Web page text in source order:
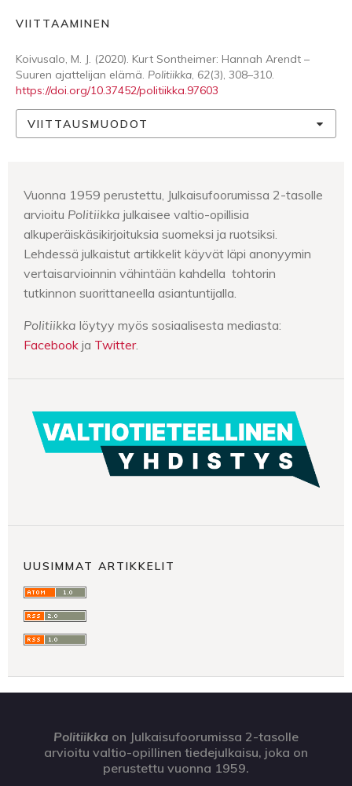
VIITTAAMINEN
Koivusalo, M. J. (2020). Kurt Sontheimer: Hannah Arendt –
Suuren ajattelijan elämä. Politiikka, 62(3), 308–310.
https://doi.org/10.37452/politiikka.97603
VIITTAUSMUODOT
Vuonna 1959 perustettu, Julkaisufoorumissa 2-tasolle
arvioitu Politiikka julkaisee valtio-opillisia
alkuperäiskäsikirjoituksia suomeksi ja ruotsiksi.
Lehdessä julkaistut artikkelit käyvät läpi anonyymin
vertaisarvioinnin vähintään kahdella tohtorin
tutkinnon suorittaneella asiantuntijalla.
Politiikka löytyy myös sosiaalisesta mediasta:
Facebook ja Twitter.
UUSIMMAT ARTIKKELIT
Politiikka on Julkaisufoorumissa 2-tasolle
arvioitu valtio-opillinen tiedejulkaisu, joka on
perustettu vuonna 1959.